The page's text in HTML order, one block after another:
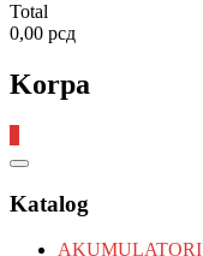
Total
0,00 рсд
Korpa
Catalog
Katalog
AKUMULATORI